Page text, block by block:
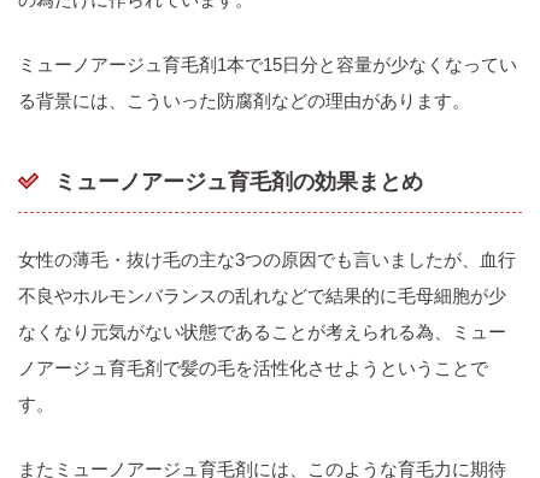
ミューノアージュ育毛剤1本で15日分と容量が少なくなってい
る背景には、こういった防腐剤などの理由があります。
ミューノアージュ育毛剤の効果まとめ
女性の薄毛・抜け毛の主な3つの原因でも言いましたが、血行
不良やホルモンバランスの乱れなどで結果的に毛母細胞が少
なくなり元気がない状態であることが考えられる為、ミュー
ノアージュ育毛剤で髪の毛を活性化させようということで
す。
またミューノアージュ育毛剤には、このような育毛力に期待